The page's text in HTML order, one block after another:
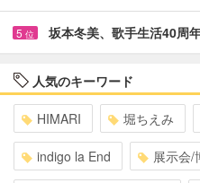
5 位 坂本冬美、歌手生活40周
人気のキーワード
HIMARI 堀ちえみ
indigo la End 展示会/